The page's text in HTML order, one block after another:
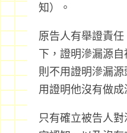
知）。
原告人有舉證責
下，證明滲漏源
則不用證明滲漏
用證明他沒有做成
只有確立被告人